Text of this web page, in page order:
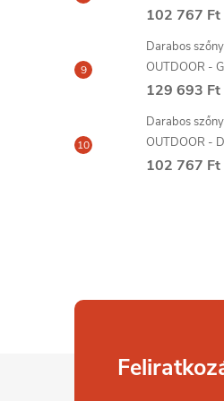
102 767 Ft
Darabos
OUTDOOR -
129 693 Ft
Darabos
OUTDOOR -
102 767 Ft